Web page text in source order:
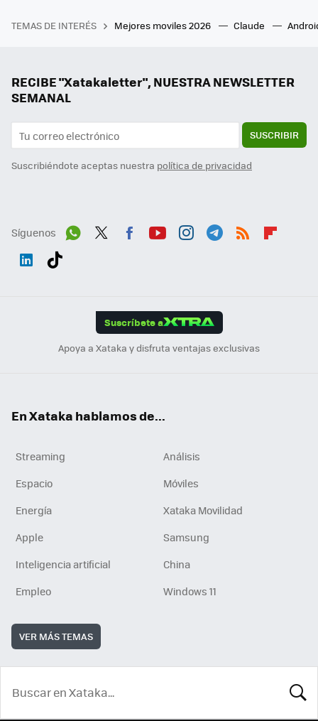
TEMAS DE INTERÉS Mejores moviles 2026 Claude
RECIBE "Xatakaletter", NUESTRA NEWSLETTER
SEMANAL
SUSCRIBIR
Suscribiéndote aceptas nuestra política de privacidad
Síguenos
Suscríbete a
Apoya a Xataka y disfruta ventajas exclusivas
En Xataka hablamos de...
Streaming
Análisis
Espacio
Móviles
Energía
Xataka Movilidad
Apple
Samsung
Inteligencia artificial
China
Empleo
Windows 11
VER MÁS TEMAS